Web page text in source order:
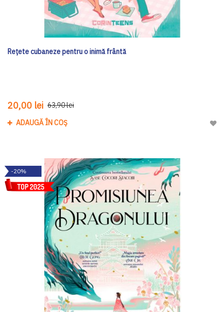
Rețete cubaneze pentru o inimă frântă
20,00 lei 63,90 lei
ADAUGĂ ÎN COȘ
-20%